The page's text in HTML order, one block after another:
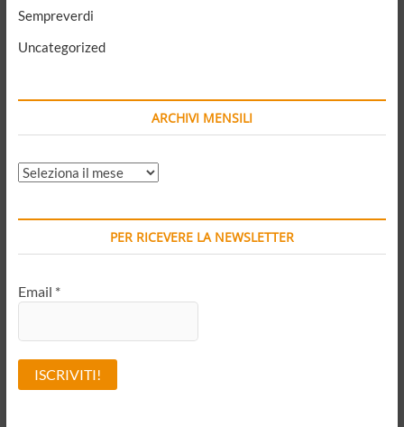
Sempreverdi
Uncategorized
ARCHIVI MENSILI
ARCHIVI
PER RICEVERE LA NEWSLETTER
Email *